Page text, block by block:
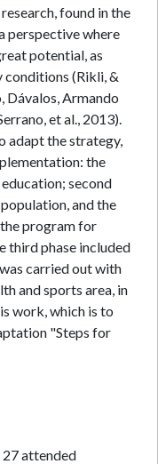
found in the
perspective where
potential, as
conditions (Rikli, &
Dávalos, Armando
et al., 2013).
adapt the strategy,
the
second
and the
program for
third phase included
carried out with
and sports area, in
work, which is to
"Steps for
attended